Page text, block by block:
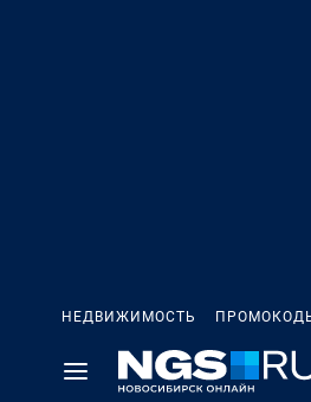
НЕДВИЖИМОСТЬ